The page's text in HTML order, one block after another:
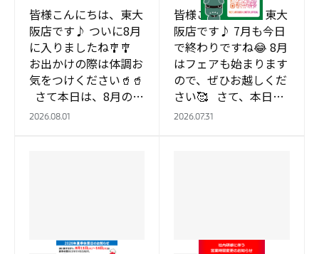
皆様こんにちは、東大
阪店です♪ ついに8月
に入りましたね🎐🎐
お出かけの際は体調お
気をつけください🥤🥤
さて本日は、8月のス
ーパーサマーセールの
2026.08.01
皆様こんにちは、東大
阪店です♪ 7月も今日
で終わりですね😂 8月
はフェアも始まります
ので、ぜひお越しくだ
さい🥰 さて、本日は
西日本三菱自動車販売
2026.07.31